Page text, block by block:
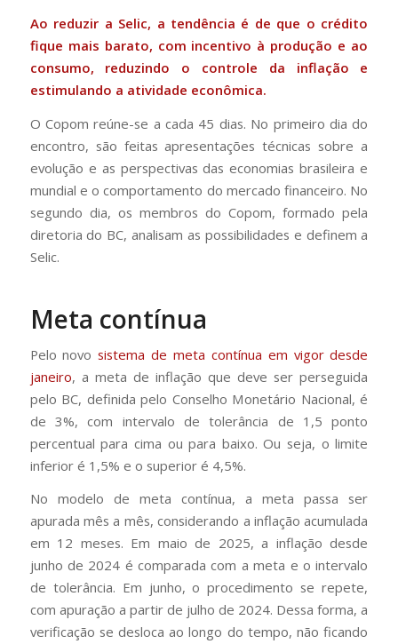
Ao reduzir a Selic, a tendência é de que o crédito
fique mais barato, com incentivo à produção e ao
consumo, reduzindo o controle da inflação e
estimulando a atividade econômica.
O Copom reúne-se a cada 45 dias. No primeiro dia do
encontro, são feitas apresentações técnicas sobre a
evolução e as perspectivas das economias brasileira e
mundial e o comportamento do mercado financeiro. No
segundo dia, os membros do Copom, formado pela
diretoria do BC, analisam as possibilidades e definem a
Selic.
Meta contínua
Pelo novosistema de meta contínua em vigor desde
janeiro, a meta de inflação que deve ser perseguida
pelo BC, definida pelo Conselho Monetário Nacional, é
de 3%, com intervalo de tolerância de 1,5 ponto
percentual para cima ou para baixo. Ou seja, o limite
inferior é 1,5% e o superior é 4,5%.
No modelo de meta contínua, a meta passa ser
apurada mês a mês, considerando a inflação acumulada
em 12 meses. Em maio de 2025, a inflação desde
junho de 2024 é comparada com a meta e o intervalo
de tolerância. Em junho, o procedimento se repete,
com apuração a partir de julho de 2024. Dessa forma, a
verificação se desloca ao longo do tempo, não ficando